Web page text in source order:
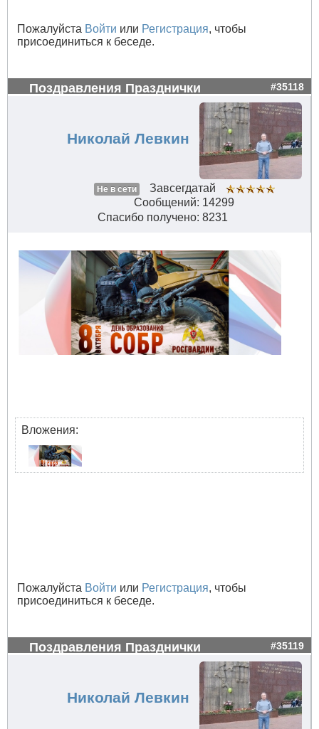
Пожалуйста Войти или Регистрация, чтобы
присоединиться к беседе.
Поздравления Празднички #35118
Николай Левкин
Не в сети
Завсегдатай
Сообщений: 14299
Спасибо получено: 8231
Вложения:
Пожалуйста Войти или Регистрация, чтобы
присоединиться к беседе.
Поздравления Празднички #35119
Николай Левкин